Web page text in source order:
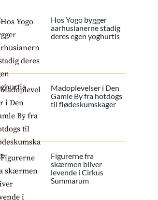
Hos Yogo bygger
aarhusianerne stadig
deres egen yoghurtis
Madoplevelser i Den
Gamle By fra hotdogs
til flødeskumskager
Figurerne fra
skærmen bliver
levende i Cirkus
Summarum